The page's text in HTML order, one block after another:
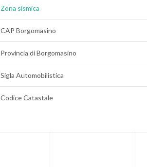
Zona sismica
CAP Borgomasino
Provincia di Borgomasino
Sigla Automobilistica
Codice Catastale